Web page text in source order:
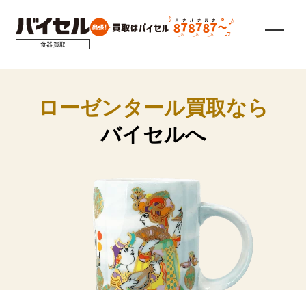
食器買取
ローゼンタール買取なら
バイセルへ